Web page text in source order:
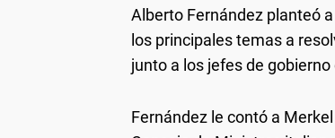
Alberto Fernández planteó
los principales temas a
junto a los jefes de
Fernández le contó a